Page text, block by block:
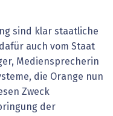
sind klar staatliche
auch vom Staat
Mediensprecherin
die Orange nun
Zweck
der